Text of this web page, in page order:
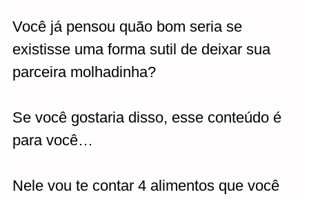
Você já pensou quão bom seria se
existisse uma forma sutil de deixar sua
parceira molhadinha?
Se você gostaria disso, esse conteúdo é
para você…
Nele vou te contar 4 alimentos que você